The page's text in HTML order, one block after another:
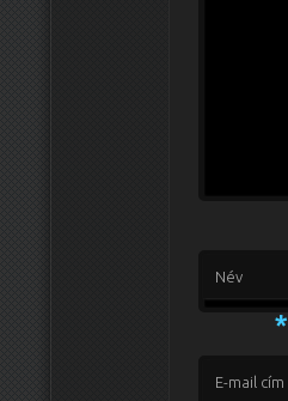
Név
*
E-mail cím